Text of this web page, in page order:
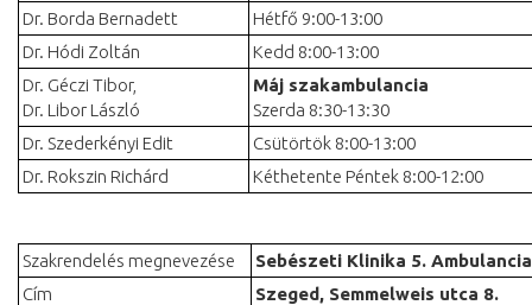
Dr. Borda Bernadett
Hétfő 9:00-13:00
Dr. Hódi Zoltán
Kedd 8:00-13:00
Dr. Géczi Tibor,
Dr. Libor László
Máj szakambulancia
Szerda 8:30-13:30
Dr. Szederkényi Edit
Csütörtök 8:00-13:00
Dr. Rokszin Richárd
Kéthetente Péntek 8:00-12:00
Szakrendelés megnevezése
Sebészeti Klinika 5. Ambulancia
Cím
Szeged, Semmelweis utca 8.